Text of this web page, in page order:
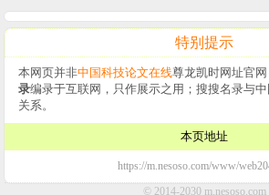
特别提示
本网页并非中国科技论文在线尊龙凯时网址官
录编录于互联网，只作展示之用；搜搜名录与
关系。
本页地址
https://m.nesoso.com/www/
© 2014-2030 m.nesoso.com